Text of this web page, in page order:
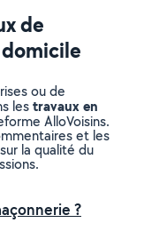
de
ou de
lestravaux en
AlloVoisins.
et les
la qualité du
?